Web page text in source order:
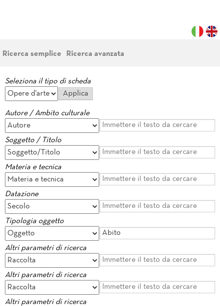
Ricerca semplice Ricerca avanzata
Seleziona il tipo di scheda
Autore / Ambito culturale
Soggetto / Titolo
Materia e tecnica
Datazione
Tipologia oggetto
Altri parametri di ricerca
Altri parametri di ricerca
Altri parametri di ricerca